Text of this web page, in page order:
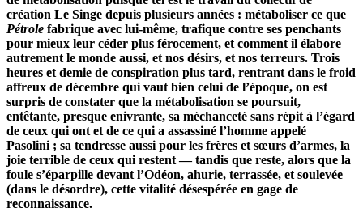
création Le Singe depuis plusieurs années : métaboliser ce que
Pétrole fabrique avec lui-même, trafique contre ses penchants
pour mieux leur céder plus férocement, et comment il élabore
autrement le monde aussi, et nos désirs, et nos terreurs. Trois
heures et demie de conspiration plus tard, rentrant dans le froid
affreux de décembre qui vaut bien celui de l’époque, on est
surpris de constater que la métabolisation se poursuit,
entêtante, presque enivrante, sa méchanceté sans répit à l’égard
de ceux qui ont et de ce qui a assassiné l’homme appelé
Pasolini ; sa tendresse aussi pour les frères et sœurs d’armes, la
joie terrible de ceux qui restent — tandis que reste, alors que la
foule s’éparpille devant l’Odéon, ahurie, terrassée, et soulevée
(dans le désordre), cette vitalité désespérée en gage de
reconnaissance.